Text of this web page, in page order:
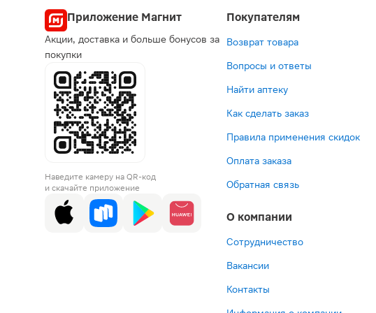
Приложение Магнит
Акции, доставка и больше бонусов за
покупки
Наведите камеру на QR-код
и скачайте приложение
Покупателям
Возврат товара
Вопросы и ответы
Найти аптеку
Как сделать заказ
Правила применения скидок
Оплата заказа
Обратная связь
О компании
Сотрудничество
Вакансии
Контакты